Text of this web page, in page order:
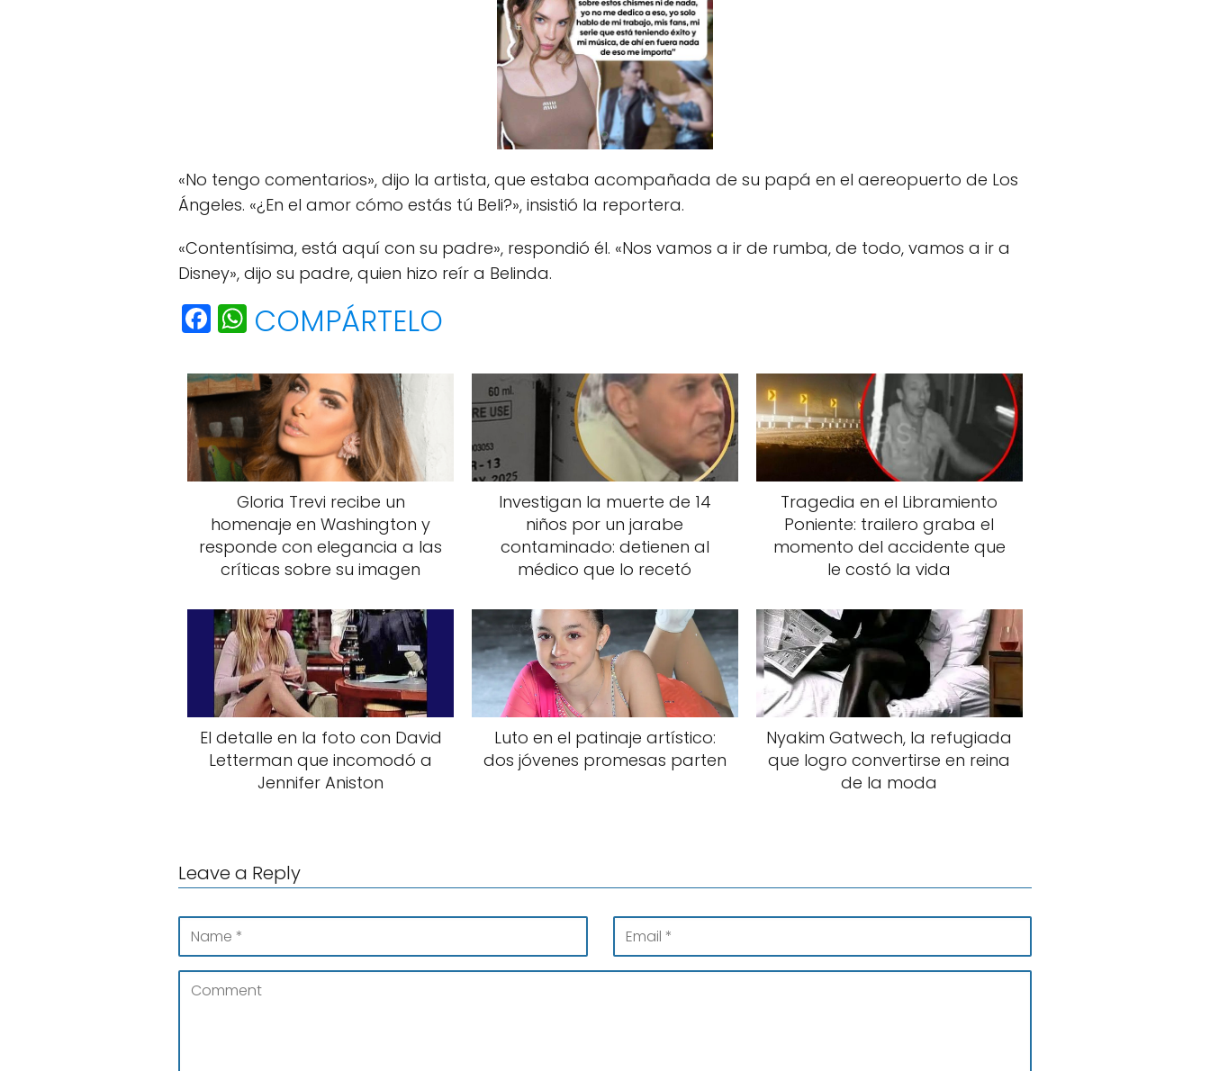
«No tengo comentarios», dijo la artista, que estaba acompañada de su papá en el aereopuerto de Los
Ángeles. «¿En el amor cómo estás tú Beli?», insistió la reportera.
«Contentísima, está aquí con su padre», respondió él. «Nos vamos a ir de rumba, de todo, vamos a ir a
Disney», dijo su padre, quien hizo reír a Belinda.
F
a
c
e
b
o
o
k
W
a
ts
A
p
p
COMPÁRTELO
Gloria Trevi recibe un
homenaje en Washington y
responde con elegancia a las
críticas sobre su imagen
Investigan la muerte de 14
niños por un jarabe
contaminado: detienen al
médico que lo recetó
Tragedia en el Libramiento
Poniente: trailero graba el
momento del accidente que
le costó la vida
El detalle en la foto con David
Letterman que incomodó a
Jennifer Aniston
Luto en el patinaje artístico:
dos jóvenes promesas parten
Nyakim Gatwech, la refugiada
que logro convertirse en reina
de la moda
Leave a Reply